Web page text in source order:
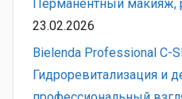
Перманентный макияж,
23.02.2026
Bielenda Professional C-
Гидроревитализация и